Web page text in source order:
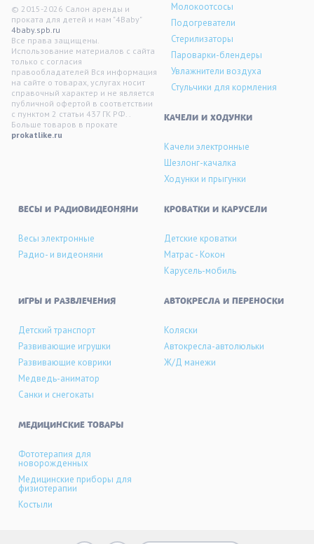
© 2015-2026 Салон аренды и
проката для детей и мам "4Baby"
4baby.spb.ru
Все права защищены.
Использование материалов с сайта
только с согласия
правообладателей Вся информация
на сайте о товарах, услугах носит
справочный характер и не является
публичной офертой в соответствии
с пунктом 2 статьи 437 ГК РФ. .
Больше товаров в прокате
prokatlike.ru
Молокоотсосы
Подогреватели
Стерилизаторы
Пароварки-блендеры
Увлажнители воздуха
Стульчики для кормления
KАЧЕЛИ И ХОДУНКИ
Качели электронные
Шезлонг-качалка
Ходунки и прыгунки
ВЕСЫ И РАДИОВИДЕОНЯНИ
Весы электронные
Радио- и видеоняни
КРОВАТКИ И КАРУСЕЛИ
Детские кроватки
Матрас - Кокон
Карусель-мобиль
ИГРЫ И РАЗВЛЕЧЕНИЯ
Детский транспорт
Развивающие игрушки
Развивающие коврики
Медведь-аниматор
Санки и снегокаты
АВТОКРЕСЛА И ПЕРЕНОСКИ
Коляски
Автокресла-автолюльки
Ж/Д манежи
МЕДИЦИНСКИЕ ТОВАРЫ
Фототерапия для
новорожденных
Медицинские приборы для
физиотерапии
Костыли